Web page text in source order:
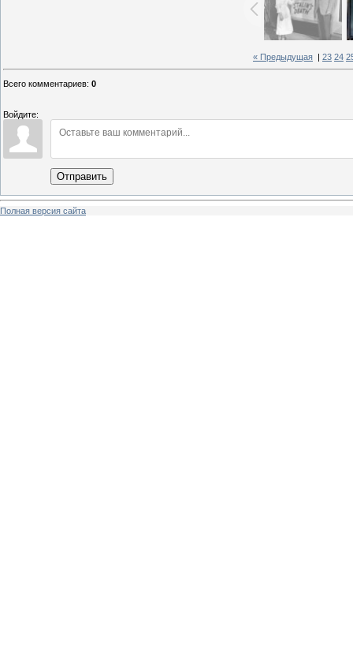
« Предыдущая 23 24
Всего комментариев: 0
Войдите:
Отправить
Полная версия сайта